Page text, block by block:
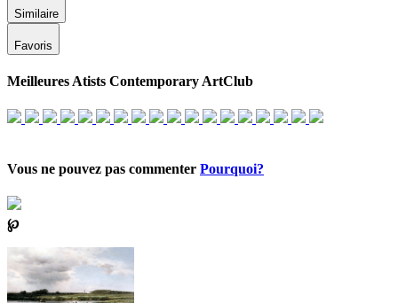
Similaire
Favoris
Meilleures Atists Contemporary ArtClub
Vous ne pouvez pas commenter Pourquoi?
℘